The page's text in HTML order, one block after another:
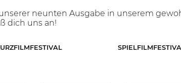
neunten Ausgabe in unserem
dich uns an!